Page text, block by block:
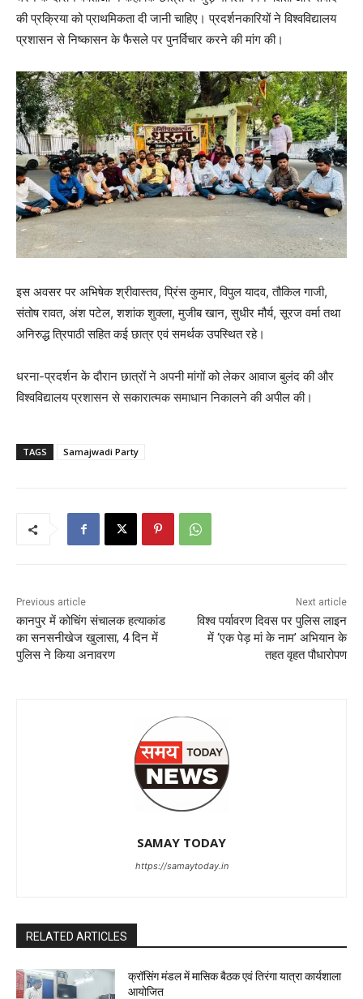
की प्रक्रिया को प्राथमिकता दी जानी चाहिए। प्रदर्शनकारियों ने विश्वविद्यालय
प्रशासन से निष्कासन के फैसले पर पुनर्विचार करने की मांग की।
इस अवसर पर अभिषेक श्रीवास्तव, प्रिंस कुमार, विपुल यादव, तौकिल गाजी,
संतोष रावत, अंश पटेल, शशांक शुक्ला, मुजीब खान, सुधीर मौर्य, सूरज वर्मा तथा
अनिरुद्ध त्रिपाठी सहित कई छात्र एवं समर्थक उपस्थित रहे।
धरना-प्रदर्शन के दौरान छात्रों ने अपनी मांगों को लेकर आवाज बुलंद की और
विश्वविद्यालय प्रशासन से सकारात्मक समाधान निकालने की अपील की।
TAGS Samajwadi Party
Previous article
कानपुर में कोचिंग संचालक हत्याकांड
का सनसनीखेज खुलासा, 4 दिन में
पुलिस ने किया अनावरण
Next article
विश्व पर्यावरण दिवस पर पुलिस लाइन
में ‘एक पेड़ मां के नाम’ अभियान के
तहत वृहत पौधारोपण
SAMAY TODAY
https://samaytoday.in
RELATED ARTICLES
क्रॉसिंग मंडल में मासिक बैठक एवं तिरंगा यात्रा कार्यशाला
आयोजित